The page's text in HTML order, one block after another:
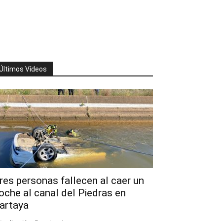
Vídeos
personas fallecen al caer un
al canal del Piedras en